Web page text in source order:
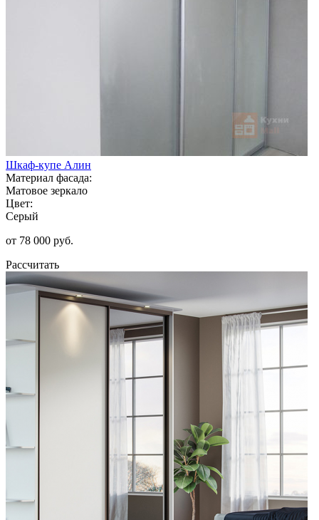
Шкаф-купе Алин
Материал фасада:
Матовое зеркало
Цвет:
Серый
от 78 000 руб.
Рассчитать